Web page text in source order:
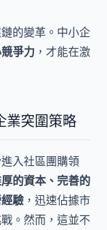
的變革。中小企
爭力 ，才能在激
業突圍策略
入社區團購領
的資本、完善的
驗 ，迅速佔據市
。然而，這並不